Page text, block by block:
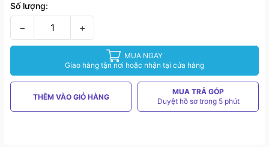
Số lượng:
− +
MUA NGAY
Giao hàng tận nơi hoặc nhận tại cửa hàng
THÊM VÀO GIỎ HÀNG
MUA TRẢ GÓP
Duyệt hồ sơ trong 5 phút